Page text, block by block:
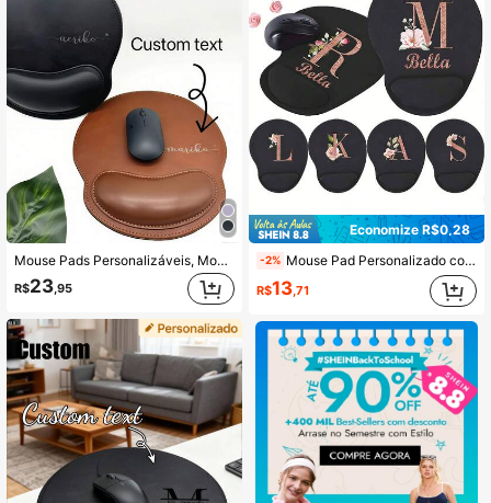
Mouse Pads Personalizáveis, Mouse Pads Personalizados, Podem Ser Personalizados Com o Nome da Sua Empresa Para Atender às Suas Necessidades de Jogos e Trabalho. Cada Mouse Pad Pode Ser Personalizado para se Ajustar Perfeitamente à Sua Mesa, Melhorar a Eficiência do Trabalho e é Adequado como Presente para Escritório, Publicidade, Trabalho com Computador, Jogos, Aniversários da Empresa, Dia dos Namorados, Natal, Ação de Graças, Cerimônias de Formatura e Outras Ocasiões. Mouse Pad Estendido
R$23 ,95
Economize R$0,28
-2% Mouse Pad Personalizado com Descanso de Pulso Confortável, Produto Personalizado, Tapete de Mesa Premium Resistente ao Desgaste Adequado para PC e Laptop
R$13 ,71